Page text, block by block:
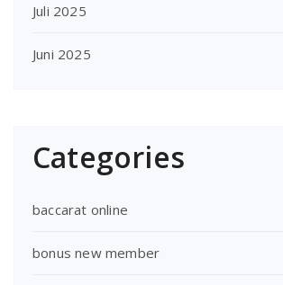
Juli 2025
Juni 2025
Categories
baccarat online
bonus new member